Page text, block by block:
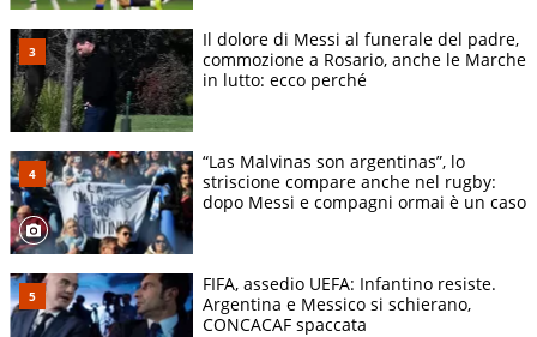
Il dolore di Messi al funerale del padre,
commozione a Rosario, anche le Marche
in lutto: ecco perché
“Las Malvinas son argentinas”, lo
striscione compare anche nel rugby:
dopo Messi e compagni ormai è un caso
FIFA, assedio UEFA: Infantino resiste.
Argentina e Messico si schierano,
CONCACAF spaccata